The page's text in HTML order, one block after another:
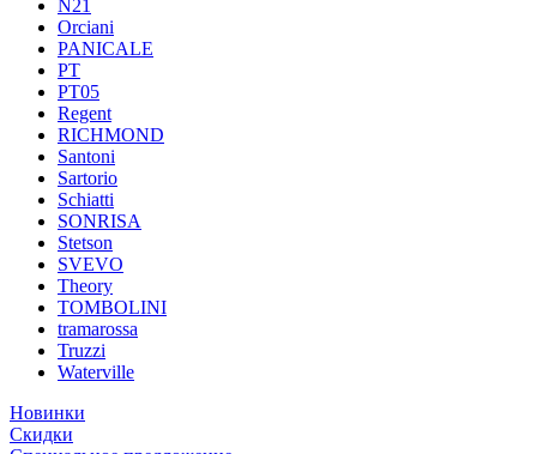
N21
Orciani
PANICALE
PT
PT05
Regent
RICHMOND
Santoni
Sartorio
Schiatti
SONRISA
Stetson
SVEVO
Theory
TOMBOLINI
tramarossa
Truzzi
Waterville
Новинки
Скидки